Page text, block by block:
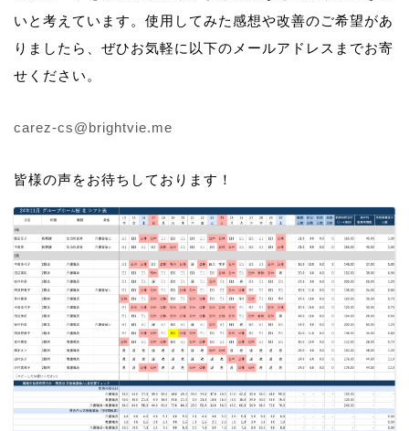
いと考えています。使用してみた感想や改善のご希望があ
りましたら、ぜひお気軽に以下のメールアドレスまでお寄
せください。
carez-cs@brightvie.me
皆様の声をお待ちしております！